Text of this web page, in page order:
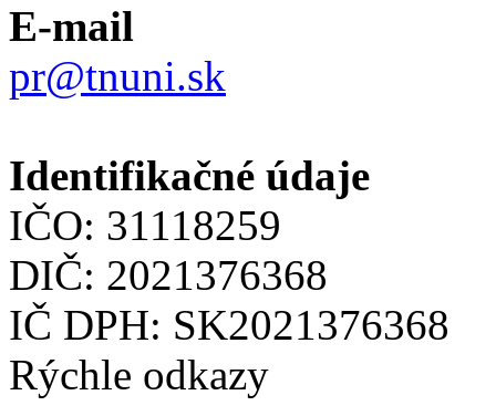
E-mail
pr@tnuni.sk
Identifikačné údaje
IČO: 31118259
DIČ: 2021376368
IČ DPH: SK2021376368
Rýchle odkazy